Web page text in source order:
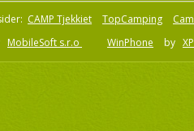
CAMP Tjekkiet TopCamping
MobileSoft s.r.o WinPhone by